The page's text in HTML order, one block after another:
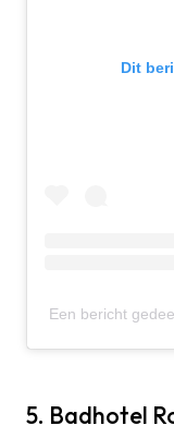
Dit
Een bericht
5. Badhotel